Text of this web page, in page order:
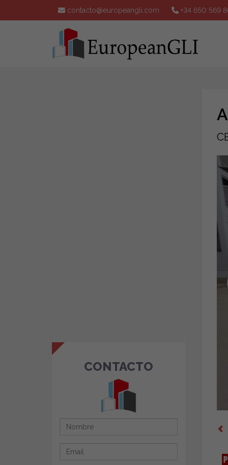
contacto@europeangli.com +34 650 569
CONTACTO